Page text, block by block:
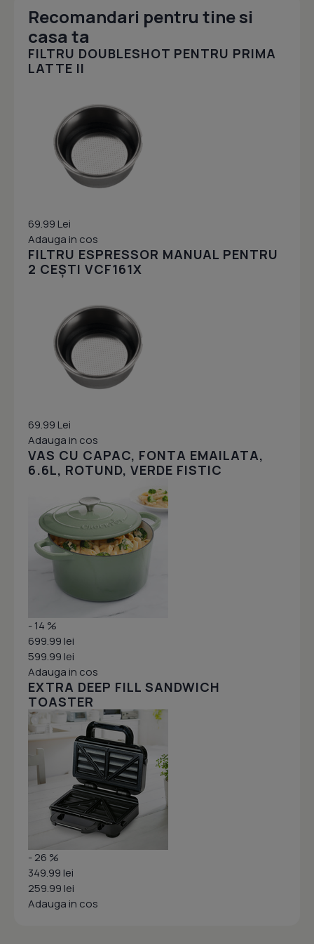
Recomandari pentru tine si
casa ta
FILTRU DOUBLESHOT PENTRU PRIMA
LATTE II
69.99 Lei
Adauga in cos
FILTRU ESPRESSOR MANUAL PENTRU
2 CEȘTI VCF161X
69.99 Lei
Adauga in cos
VAS CU CAPAC, FONTA EMAILATA,
6.6L, ROTUND, VERDE FISTIC
- 14 %
699.99 lei
599.99 lei
Adauga in cos
EXTRA DEEP FILL SANDWICH
TOASTER
- 26 %
349.99 lei
259.99 lei
Adauga in cos